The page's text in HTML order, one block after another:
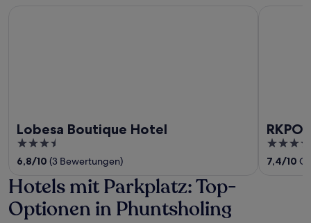
Lobesa Boutique Hotel
3.5
out
5
6,8/10 (3 Bewertungen)
RKPO
4
out
7,4/10
Hotels mit Parkplatz: Top-
Optionen in Phuntsholing